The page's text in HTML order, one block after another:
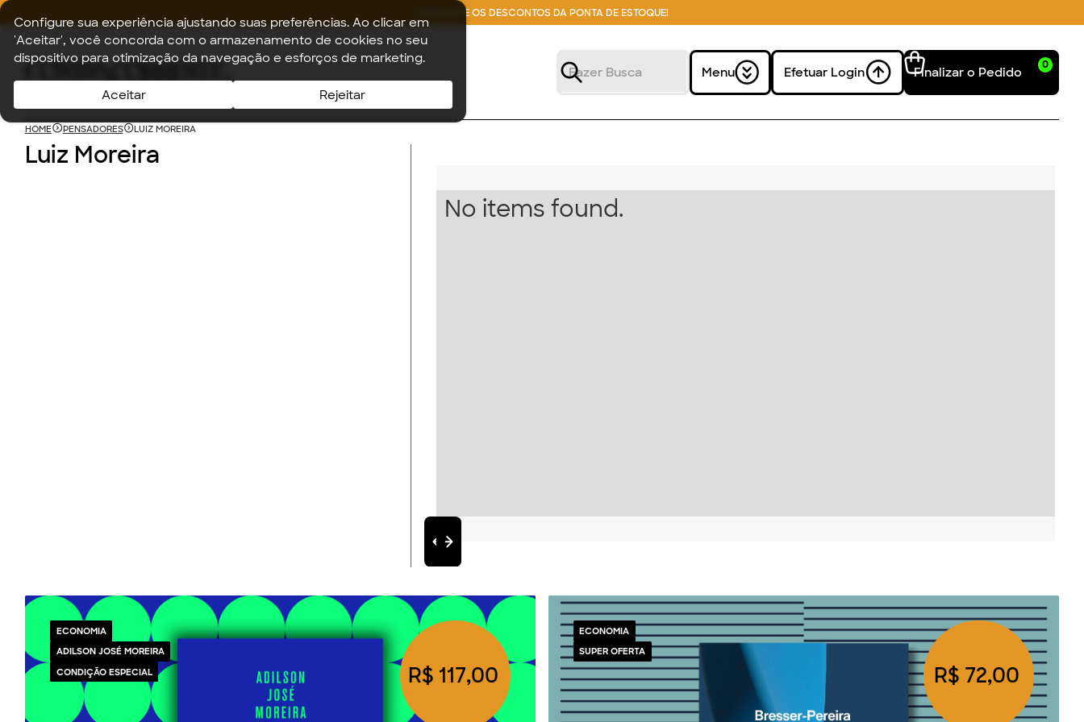
Configure sua experiência ajustando suas preferências. Ao clicar em
'Aceitar', você concorda com o armazenamento de cookies no seu
dispositivo para otimização da navegação e esforços de marketing.
Aceitar Rejeitar
APROVEITE OS DESCONTOS DA PONTA DE ESTOQUE!
Menu Efetuar Login Finalizar o Pedido 0
HOME PENSADORES LUIZ MOREIRA
Luiz Moreira
No items found.
ECONOMIA
ADILSON JOSÉ MOREIRA
CONDIÇÃO ESPECIAL
R$ 117,00
ECONOMIA
SUPER OFERTA
R$ 72,00